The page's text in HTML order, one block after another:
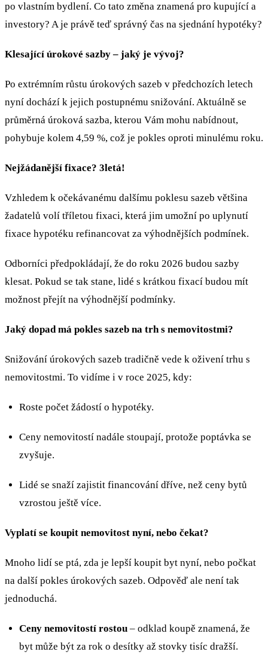
po vlastním bydlení. Co tato změna znamená pro kupující a
investory? A je právě teď správný čas na sjednání hypotéky?
Klesající úrokové sazby – jaký je vývoj?
Po extrémním růstu úrokových sazeb v předchozích letech
nyní dochází k jejich postupnému snižování. Aktuálně se
průměrná úroková sazba, kterou Vám mohu nabídnout,
pohybuje kolem 4,59 %, což je pokles oproti minulému roku.
Nejžádanější fixace? 3letá!
Vzhledem k očekávanému dalšímu poklesu sazeb většina
žadatelů volí tříletou fixaci, která jim umožní po uplynutí
fixace hypotéku refinancovat za výhodnějších podmínek.
Odborníci předpokládají, že do roku 2026 budou sazby
klesat. Pokud se tak stane, lidé s krátkou fixací budou mít
možnost přejít na výhodnější podmínky.
Jaký dopad má pokles sazeb na trh s nemovitostmi?
Snižování úrokových sazeb tradičně vede k oživení trhu s
nemovitostmi. To vidíme i v roce 2025, kdy:
Roste počet žádostí o hypotéky.
Ceny nemovitostí nadále stoupají, protože poptávka se
zvyšuje.
Lidé se snaží zajistit financování dříve, než ceny bytů
vzrostou ještě více.
Vyplatí se koupit nemovitost nyní, nebo čekat?
Mnoho lidí se ptá, zda je lepší koupit byt nyní, nebo počkat
na další pokles úrokových sazeb. Odpověď ale není tak
jednoduchá.
Ceny nemovitostí rostou – odklad koupě znamená, že
byt může být za rok o desítky až stovky tisíc dražší.